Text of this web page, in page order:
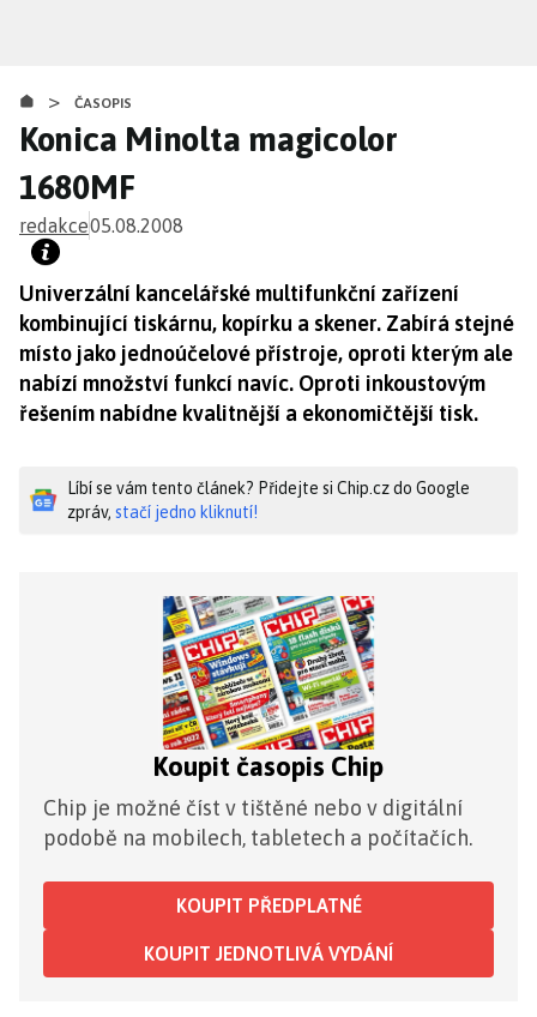
obsahu
> ČASOPIS
Konica Minolta magicolor
1680MF
redakce05.08.2008
Univerzální kancelářské multifunkční zařízení
kombinující tiskárnu, kopírku a skener. Zabírá stejné
místo jako jednoúčelové přístroje, oproti kterým ale
nabízí množství funkcí navíc. Oproti inkoustovým
řešením nabídne kvalitnější a ekonomičtější tisk.
Líbí se vám tento článek? Přidejte si Chip.cz do Google
zpráv, stačí jedno kliknutí!
Koupit časopis Chip
Chip je možné číst v tištěné nebo v digitální
podobě na mobilech, tabletech a počítačích.
KOUPIT PŘEDPLATNÉ
KOUPIT JEDNOTLIVÁ VYDÁNÍ